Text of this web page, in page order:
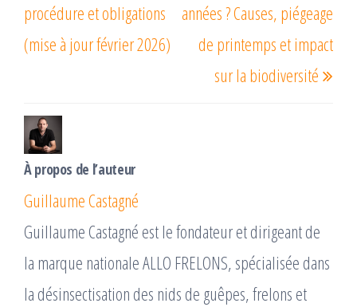
procédure et obligations
(mise à jour février 2026)
années ? Causes, piégeage
de printemps et impact
sur la biodiversité
À propos de l’auteur
Guillaume Castagné
Guillaume Castagné est le fondateur et dirigeant de
la marque nationale ALLO FRELONS, spécialisée dans
la désinsectisation des nids de guêpes, frelons et